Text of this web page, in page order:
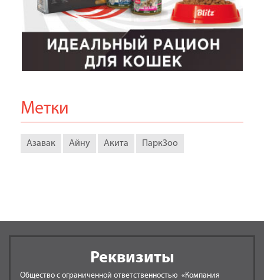
Метки
Азавак Айну Акита ПаркЗоо
Реквизиты
Общество с ограниченной ответственностью «Компания